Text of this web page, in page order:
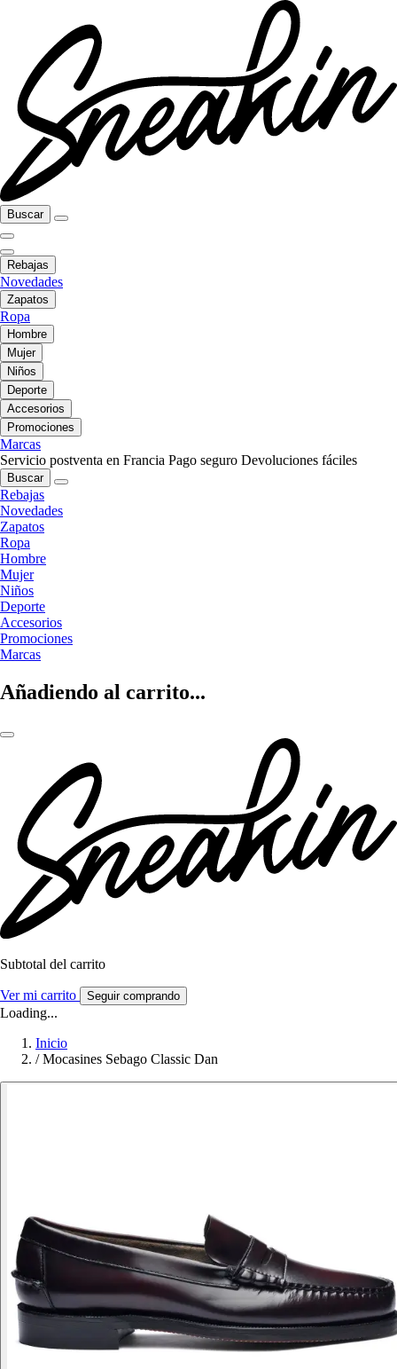
Buscar
Rebajas
Novedades
Zapatos
Ropa
Hombre
Mujer
Niños
Deporte
Accesorios
Promociones
Marcas
Servicio postventa en Francia Pago seguro Devoluciones fáciles
Buscar
Rebajas
Novedades
Zapatos
Ropa
Hombre
Mujer
Niños
Deporte
Accesorios
Promociones
Marcas
Añadiendo al carrito...
Subtotal del carrito
Ver mi carrito Seguir comprando
Loading...
Inicio
/ Mocasines Sebago Classic Dan